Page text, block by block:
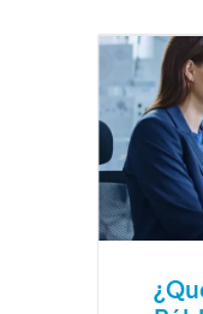
Artes
Música
Diseño